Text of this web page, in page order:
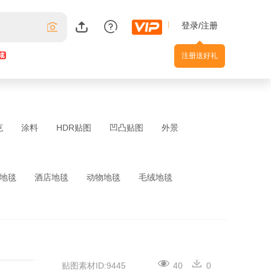
登录/注册
注册送好礼
涂料 HDR贴图 凹凸贴图 外景
毯 酒店地毯 动物地毯 毛绒地毯
贴图素材ID:9445 40 0